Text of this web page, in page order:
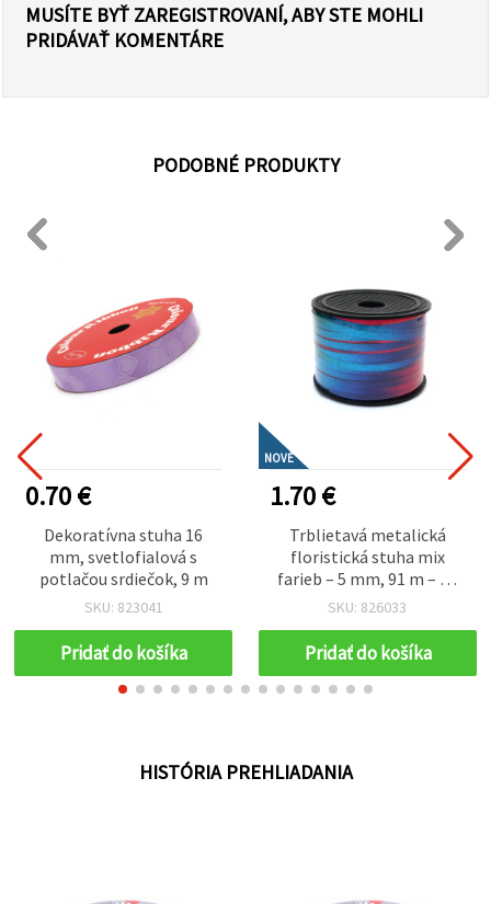
MUSÍTE BYŤ ZAREGISTROVANÍ, ABY STE MOHLI
PRIDÁVAŤ KOMENTÁRE
PODOBNÉ PRODUKTY
0.70 €
Dekoratívna stuha 16
mm, svetlofialová s
potlačou srdiečok, 9 m
SKU: 823041
Pridať do košíka
NOVÉ
1.70 €
Trblietavá metalická
floristická stuha mix
farieb – 5 mm, 91 m – na
sviatočné kytice a
darčekov
SKU: 826033
Pridať do košíka
HISTÓRIA PREHLIADANIA